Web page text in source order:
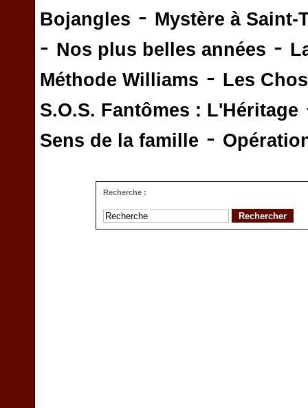
Bojangles - Mystère à Saint-
- Nos plus belles années -
Méthode Williams - Les
S.O.S. Fantômes : L'Héritage
Sens de la famille -
Recherche :